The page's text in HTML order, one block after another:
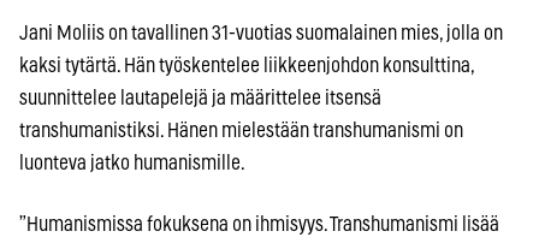
Jani Moliis on tavallinen 31-vuotias suomalainen mies, jolla on
kaksi tytärtä. Hän työskentelee liikkeenjohdon konsulttina,
suunnittelee lautapelejä ja määrittelee itsensä
transhumanistiksi. Hänen mielestään transhumanismi on
luonteva jatko humanismille.
”Humanismissa fokuksena on ihmisyys. Transhumanismi lisää